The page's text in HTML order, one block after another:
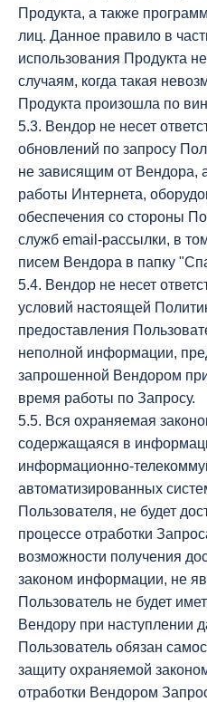
Продукта, а также
лиц. Данное правило в
использования Продукта
случаям, когда такая
Продукта произошла по
5.3. Вендор не несет
обновлений по запросу
не зависящим от Вендора,
работы Интернета,
обеспечения со стороны
служб email-рассылки, в
писем Вендора в папку
5.4. Вендор не несет
условий настоящей
предоставления
неполной информации,
запрошенной Вендором
время работы по Запросу.
5.5. Вся охраняемая
содержащаяся в
информационно-
автоматизированных
Пользователя, не будет
процессе отработки
возможности получения
законом информации, не
Пользователь не будет
Вендору при наступлении
Пользователь обязан
защиту охраняемой
отработки Вендором